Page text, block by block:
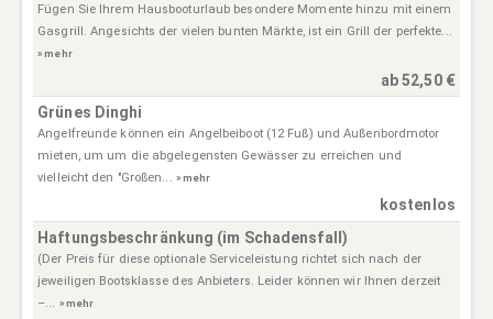
Fügen Sie Ihrem Hausbooturlaub besondere Momente hinzu mit einem
Gasgrill. Angesichts der vielen bunten Märkte, ist ein Grill der perfekte...
» mehr
ab 52,50 €
Grünes Dinghi
Angelfreunde können ein Angelbeiboot (12 Fuß) und Außenbordmotor
mieten, um um die abgelegensten Gewässer zu erreichen und
vielleicht den "Großen... » mehr
kostenlos
Haftungsbeschränkung (im Schadensfall)
(Der Preis für diese optionale Serviceleistung richtet sich nach der
jeweiligen Bootsklasse des Anbieters. Leider können wir Ihnen derzeit
–... » mehr